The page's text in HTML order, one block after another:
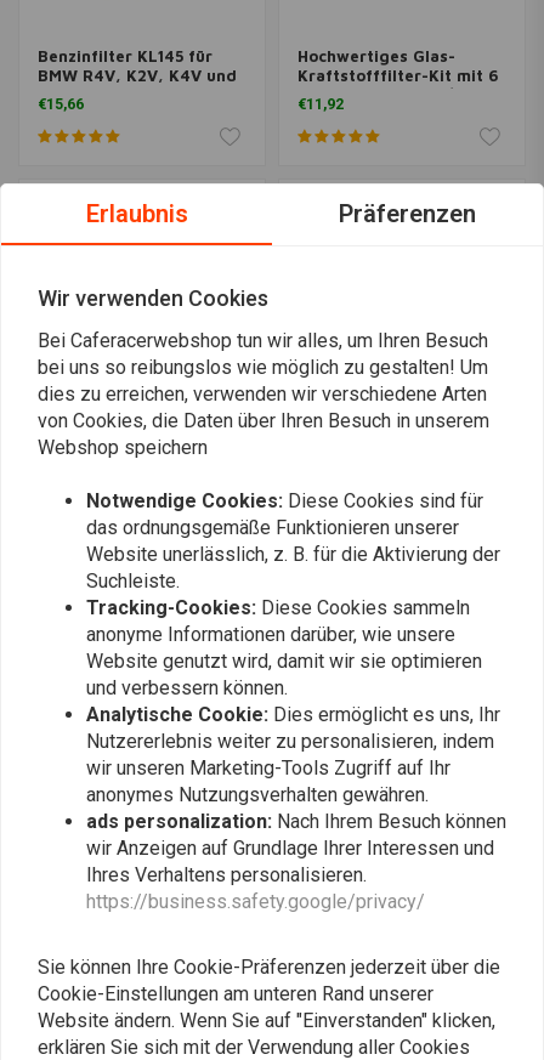
Benzinfilter KL145 für
BMW R4V, K2V, K4V und
C1 Modelle
€15,66
Hochwertiges Glas-
Kraftstofffilter-Kit mit 6
mm Bohrung und 1/4-
Zoll-Bohrung
€11,92
8 MM Hochwertiger
€12,95 €12,95
Treibstoffschlauch
Verbinder 6MM
HIGHWAY HAWK
6/8/10 MM Variabler
Benzinfilter Waschbar
€12,20
Am meisten angesehen 24
Erlaubnis Präferenzen
Wir verwenden Cookies
Bei Caferacerwebshop tun wir alles, um Ihren Besuch
bei uns so reibungslos wie möglich zu gestalten! Um
dies zu erreichen, verwenden wir verschiedene Arten
von Cookies, die Daten über Ihren Besuch in unserem
Webshop speichern
Notwendige Cookies: Diese Cookies sind für
das ordnungsgemäße Funktionieren unserer
Website unerlässlich, z. B. für die Aktivierung der
Suchleiste.
Tracking-Cookies: Diese Cookies sammeln
anonyme Informationen darüber, wie unsere
Website genutzt wird, damit wir sie optimieren
und verbessern können.
Analytische Cookie: Dies ermöglicht es uns, Ihr
Nutzererlebnis weiter zu personalisieren, indem
wir unseren Marketing-Tools Zugriff auf Ihr
anonymes Nutzungsverhalten gewähren.
ads personalization: Nach Ihrem Besuch können
wir Anzeigen auf Grundlage Ihrer Interessen und
Ihres Verhaltens personalisieren.
https://business.safety.google/privacy/
Sie können Ihre Cookie-Präferenzen jederzeit über die
Cookie-Einstellungen am unteren Rand unserer
Website ändern. Wenn Sie auf "Einverstanden" klicken,
erklären Sie sich mit der Verwendung aller Cookies